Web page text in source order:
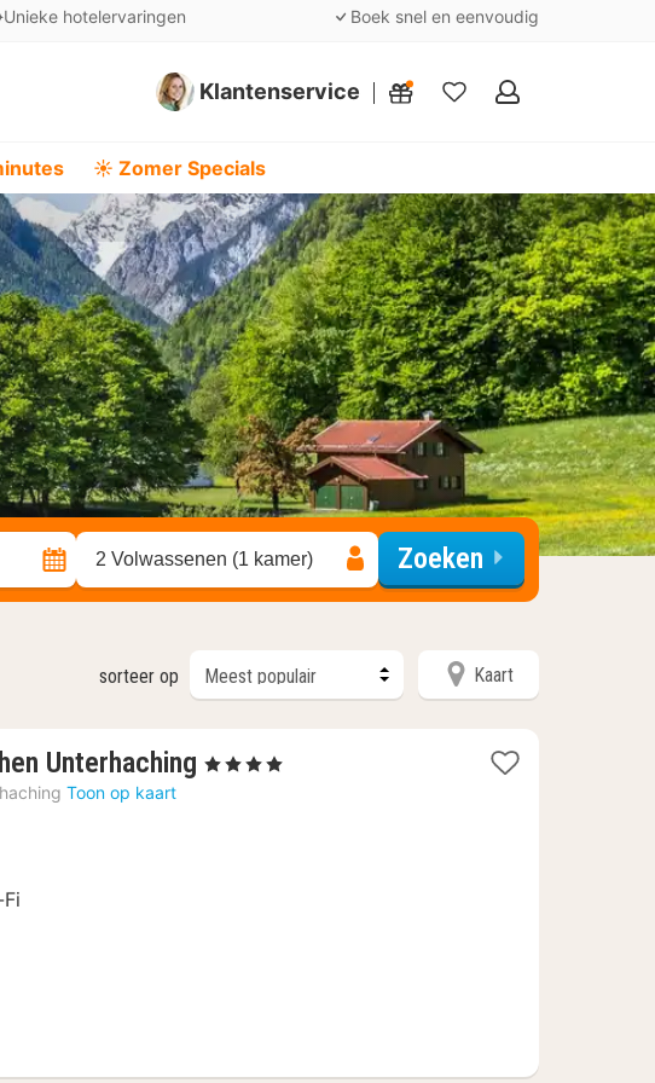
Unieke hotelervaringen Boek snel en eenvoudig
Klantenservice
Mijn
☀️ Zomer Specials
2 Volwassenen (1 kamer) Zoeken
sorteer op Kaart
Unterhaching 1
, 4 Sterren
Toon op kaart